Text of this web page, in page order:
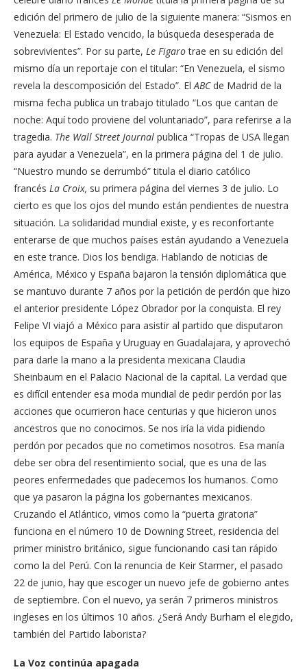
edición del primero de julio de la siguiente manera: “Sismos en
Venezuela: El Estado vencido, la búsqueda desesperada de
sobrevivientes”. Por su parte, Le Figarotrae en su edición del
mismo día un reportaje con el titular: “En Venezuela, el sismo
revela la descomposición del Estado”. El ABCde Madrid de la
misma fecha publica un trabajo titulado “Los que cantan de
noche: Aquí todo proviene del voluntariado”, para referirse a la
tragedia. The Wall Street Journal publica “Tropas de USA llegan
para ayudar a Venezuela”, en la primera página del 1 de julio.
“Nuestro mundo se derrumbó” titula el diario católico
francés La Croix, su primera página del viernes 3 de julio. Lo
cierto es que los ojos del mundo están pendientes de nuestra
situación. La solidaridad mundial existe, y es reconfortante
enterarse de que muchos países están ayudando a Venezuela
en este trance. Dios los bendiga. Hablando de noticias de
América, México y España bajaron la tensión diplomática que
se mantuvo durante 7 años por la petición de perdón que hizo
el anterior presidente López Obrador por la conquista. El rey
Felipe VI viajó a México para asistir al partido que disputaron
los equipos de España y Uruguay en Guadalajara, y aprovechó
para darle la mano a la presidenta mexicana Claudia
Sheinbaum en el Palacio Nacional de la capital. La verdad que
es difícil entender esa moda mundial de pedir perdón por las
acciones que ocurrieron hace centurias y que hicieron unos
ancestros que no conocimos. Se nos iría la vida pidiendo
perdón por pecados que no cometimos nosotros. Esa manía
debe ser obra del resentimiento social, que es una de las
peores enfermedades que padecemos los humanos. Como
que ya pasaron la página los gobernantes mexicanos.
Cruzando el Atlántico, vimos como la “puerta giratoria”
funciona en el número 10 de Downing Street, residencia del
primer ministro británico, sigue funcionando casi tan rápido
como la del Perú. Con la renuncia de Keir Starmer, el pasado
22 de junio, hay que escoger un nuevo jefe de gobierno antes
de septiembre. Con el nuevo, ya serán 7 primeros ministros
ingleses en los últimos 10 años. ¿Será Andy Burham el elegido,
también del Partido laborista?
La Voz continúa apagada